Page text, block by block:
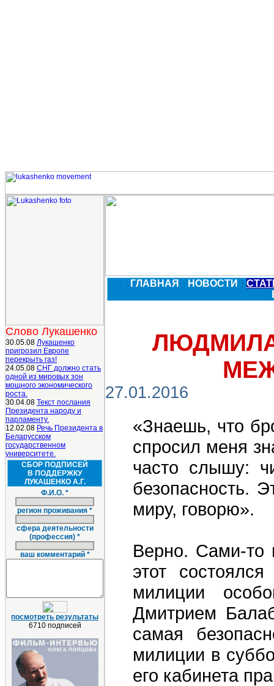
Слово Лукашенко
30.05.08 Лукашенко
пригрозил Европе
перекрыть газ!
24.05.08 СНГ должно стать
одной из мировых зон
мощного экономического
роста.
30.04.08 Текст послания
Президента народу и
парламенту.
12.02.08 Речь Президента в
Беларусском
государственном
университете.
СБОР ПОДПИСЕЙ
В ПОДДЕРЖКУ
ЛУКАШЕНКО А.Г.
Ф.И.О. *
регион проживания *
сфера деятельности
(профессия) *
ваш комментарий *
посмотреть результаты
6710 подписей
ГЛАВНАЯ НОВОСТИ
27.01.2016
«Знаешь, что
спросил меня
часто слышу:
безопасность.
миру, говорю».
Верно. Сами-то
этот
милиции
Дмитрием
самая
милиции в
его кабинета